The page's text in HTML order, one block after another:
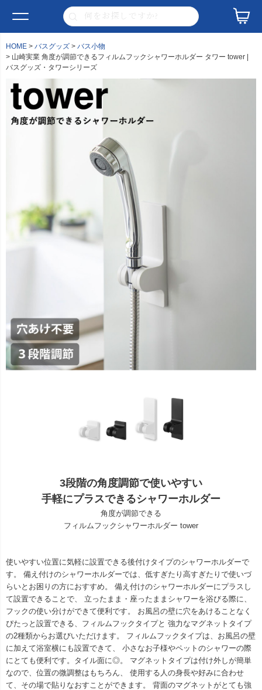
HOME バスグッズ
バス小物
山崎実業 角度が調節できるフィルムフックシャワーホルダー タワー tower |
バスグッズ・タワーシリーズ
3段階の角度調節で使いやすい
手軽にプラスできるシャワーホルダー
角度が調節できる
フィルムフックシャワーホルダー tower
使いやすい位置に気軽に設置できる後付けタイプのシャワーホルダーで
す。 備え付けのシャワーホルダーでは、低すぎたり高すぎたりで使いづ
らいとお困りの方におすすめ。 備え付けのシャワーホルダーにプラスし
て設置できることで、 立ったまま・座ったままシャワーを浴びる際に、
フックの使い分けができて便利です。 お風呂の壁に穴をあけることなく
ぴたっと設置できる、フィルムフックタイプと 強力なマグネットタイプ
の2種類からお選びいただけます。 フィルムフックタイプは、お風呂の壁
に加えて浴室横にも設置できて、 小さなお子様やペットのシャワーの際
にとても便利です。タイル面に◎。 マグネットタイプは付け外しが簡単
なので、位置の微調整はもちろん、 使用する人の身長や好みに合わせ
て、その場で貼りなおすことができます。 背面のマグネットがとても強